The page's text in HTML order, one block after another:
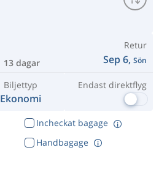
13 dagar
Retur
Sep 6, Sön
Biljettyp
Ekonomi
Endast direktflyg
Incheckat bagage
Handbagage